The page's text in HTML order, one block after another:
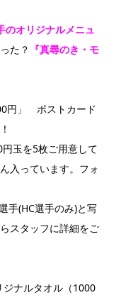
オリジナルメニュ
た？ 『真尋のき・モ
円」 ポストカード
玉を5枚ご用意して
入っています。フォ
手(HC選手のみ)と写
スタッフに詳細をご
ナルタオル（1000